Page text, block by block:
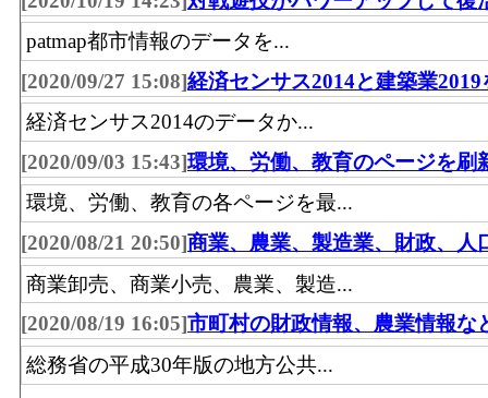
畜産物・水産物、食料・飲料)」 を営む事
の数
飲食料･従業員数[人](2016)：「飲食料品卸
(農畜産物・水産物、食料・飲料)」 の業務
従事している人数
建築鉱物金属材料･年間商品販売額[百万円]
(2016)：「建築材料、鉱物・金属材料等卸
(建築材料、化学製品、石油・鉱物、鉄鋼製
品、非鉄金属、再生資源)」 の事業所にお
有体商品の年間販売総額
建築鉱物金属材料･事業所数(2016)
patmap都市情報のデータを...
[2020/09/27 15:08]経済センサス2014と建築業2019
経済センサス2014のデータか...
[2020/09/03 15:43]環境、労働、教育のページを刷
環境、労働、教育の各ページを最...
[2020/08/21 20:50]商業、農業、製造業、財政、人
商業卸売、商業小売、農業、製造...
[2020/08/19 16:05]市町村の財政情報、農業情報な
総務省の平成30年版の地方公共...